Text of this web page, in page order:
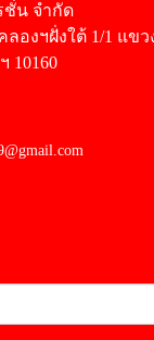
ชั่น จำกัด
ลองฯฝั่งใต้ 1/1 แข
10160